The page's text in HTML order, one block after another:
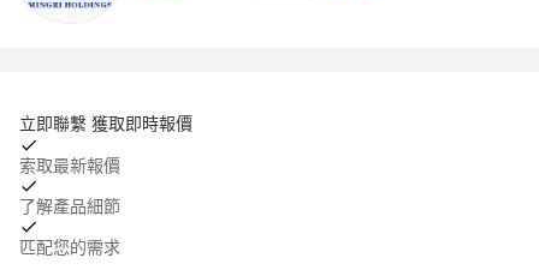
立即聯繫 獲取即時報價
索取最新報價
了解產品細節
匹配您的需求